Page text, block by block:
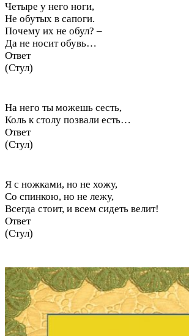
Четыре у него ноги,
Не обутых в сапоги.
Почему их не обул? –
Да не носит обувь…
Ответ
(Стул)
На него ты можешь сесть,
Коль к столу позвали есть…
Ответ
(Стул)
Я с ножками, но не хожу,
Со спинкою, но не лежу,
Всегда стоит, и всем сидеть велит!
Ответ
(Стул)